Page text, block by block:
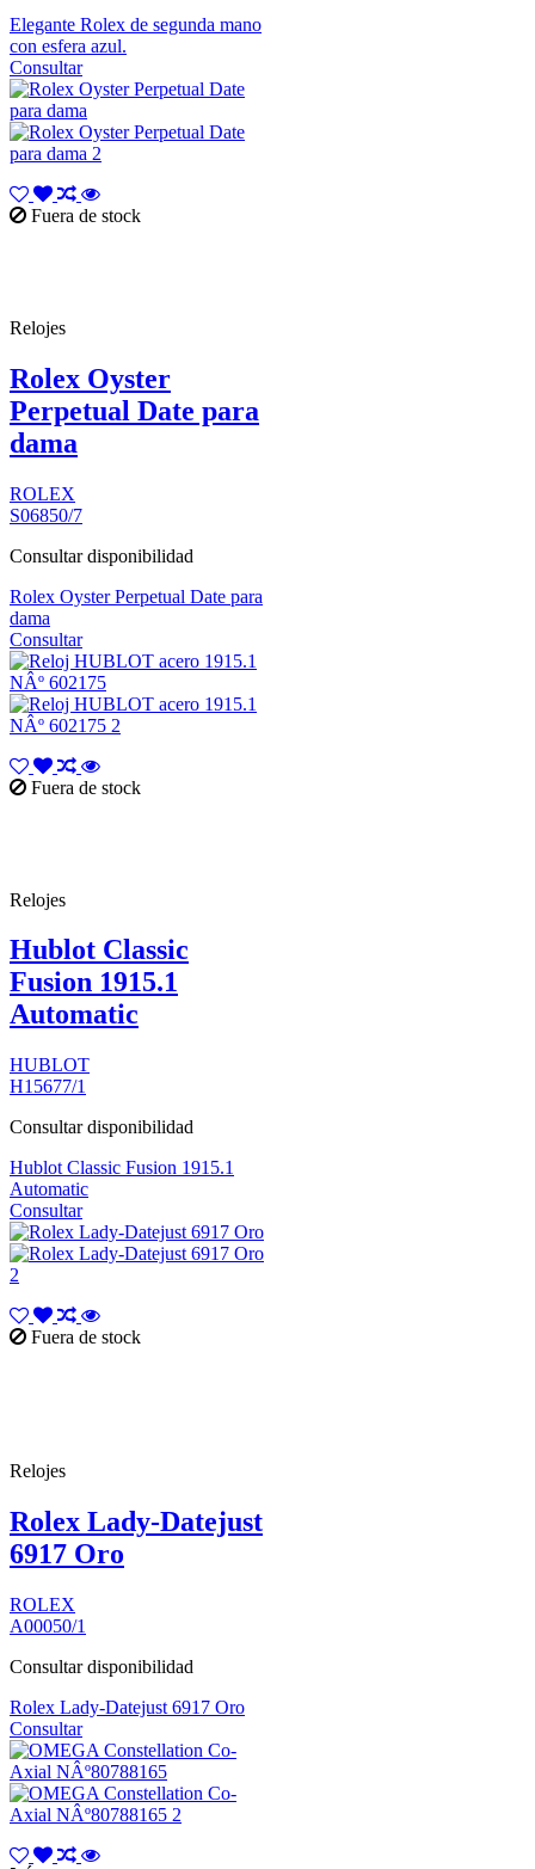
Elegante Rolex de segunda mano
con esfera azul.
Consultar
Fuera de stock
Relojes
Rolex Oyster
Perpetual Date para
dama
ROLEX
S06850/7
Consultar disponibilidad
Rolex Oyster Perpetual Date para
dama
Consultar
Fuera de stock
Relojes
Hublot Classic
Fusion 1915.1
Automatic
HUBLOT
H15677/1
Consultar disponibilidad
Hublot Classic Fusion 1915.1
Automatic
Consultar
Fuera de stock
Relojes
Rolex Lady-Datejust
6917 Oro
ROLEX
A00050/1
Consultar disponibilidad
Rolex Lady-Datejust 6917 Oro
Consultar